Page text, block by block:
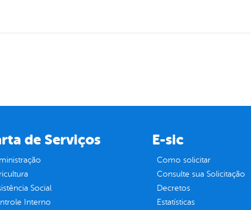
de Serviços
Social
Interno
E-sic
Como solicitar
Consulte sua Solicitação
Decretos
Estatísticas